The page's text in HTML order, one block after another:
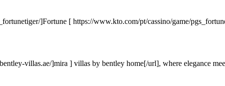
]Fortune [ https://www.kto.com/pt/cassino/game/
villas.ae/]mira ] villas by bentley home[/url], where elegance